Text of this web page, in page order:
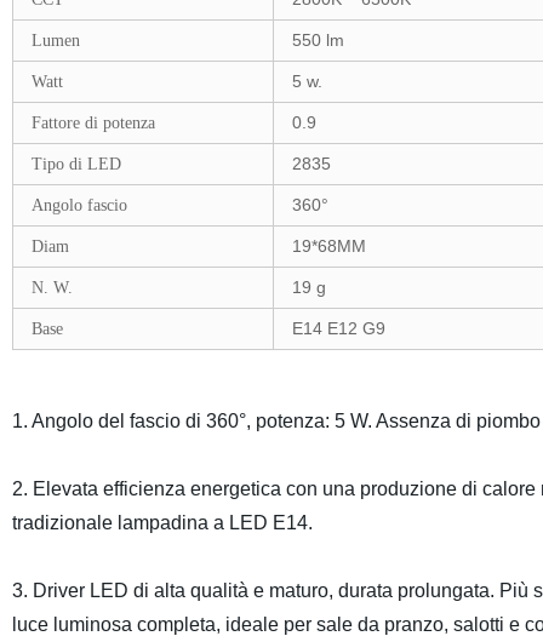
Lumen 550 lm
Watt 5 w.
Fattore di potenza 0.9
Tipo di LED 2835
Angolo fascio 360°
Diam 19*68MM
N. W. 19 g
Base E14 E12 G9
1. Angolo del fascio di 360°, potenza: 5 W. Assenza di
2. Elevata efficienza energetica con una produzione di
tradizionale lampadina a LED E14.
3. Driver LED di alta qualità e maturo, durata prolungata.
luce luminosa completa, ideale per sale da pranzo, salotti e